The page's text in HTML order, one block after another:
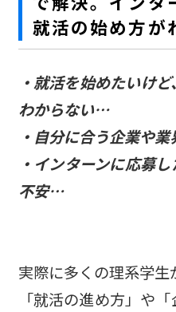
就活の始め方が
・就活を始めたいけ
わからない…
・自分に合う企業や
・インターンに応募
不安…
実際に多くの理系学生
「就活の進め方」や